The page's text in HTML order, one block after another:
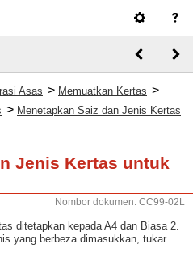
Asas > Memuatkan Kertas >
> Menetapkan Saiz dan Jenis Kertas
Jenis Kertas untuk
Nombor dokumen: CC99-02L
ditetapkan kepada A4 dan Biasa 2.
yang berbeza dimasukkan, tukar